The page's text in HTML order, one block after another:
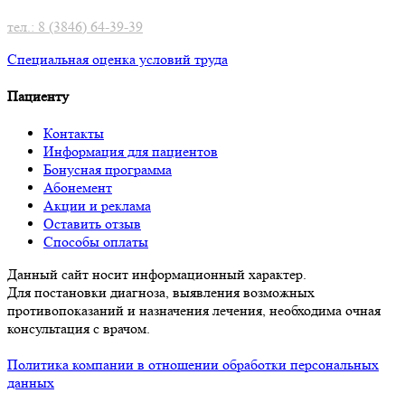
тел.: 8 (3846) 64-39-39
Специальная оценка условий труда
Пациенту
Контакты
Информация для пациентов
Бонусная программа
Абонемент
Акции и реклама
Оставить отзыв
Способы оплаты
Данный сайт носит информационный характер.
Для постановки диагноза, выявления возможных
противопоказаний и назначения лечения, необходима очная
консультация с врачом.
Политика компании в отношении обработки персональных
данных